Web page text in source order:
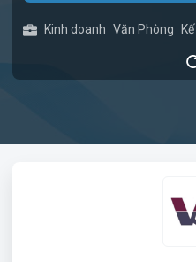
Kinh doanh Văn Phòng